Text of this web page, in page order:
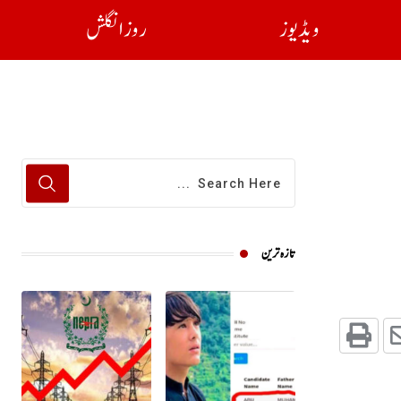
ویڈیوز روز انگلش
تازہ ترین